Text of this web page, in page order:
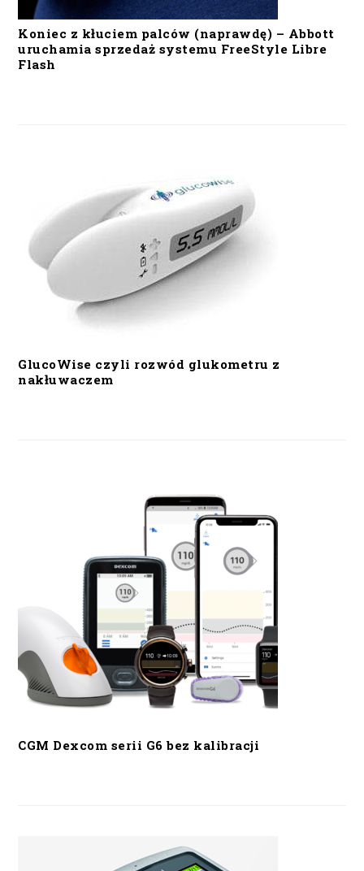
Koniec z kłuciem palców (naprawdę) – Abbott
uruchamia sprzedaż systemu FreeStyle Libre
Flash
GlucoWise czyli rozwód glukometru z
nakłuwaczem
CGM Dexcom serii G6 bez kalibracji